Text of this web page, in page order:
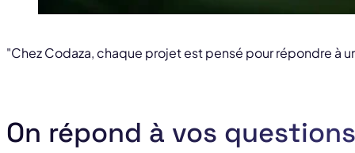
On répond à vos questions
"Chez Codaza, chaque projet est pensé pour répondre